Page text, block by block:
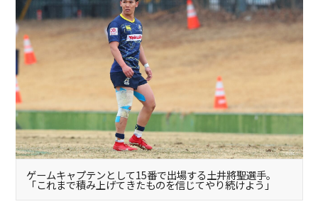
ゲームキャプテンとして15番で出場する土井將聖選手。
「これまで積み上げてきたものを信じてやり続けよう」